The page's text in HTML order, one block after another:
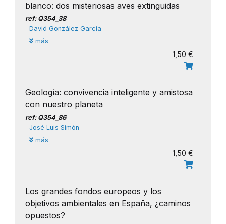
blanco: dos misteriosas aves extinguidas
ref: Q354_38
David González García
más
1,50 €
Geología: convivencia inteligente y amistosa
con nuestro planeta
ref: Q354_86
José Luis Simón
más
1,50 €
Los grandes fondos europeos y los
objetivos ambientales en España, ¿caminos
opuestos?